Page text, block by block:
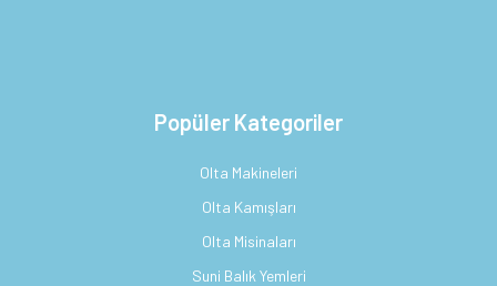
Popüler Kategoriler
Olta Makineleri
Olta Kamışları
Olta Misinaları
Suni Balık Yemleri